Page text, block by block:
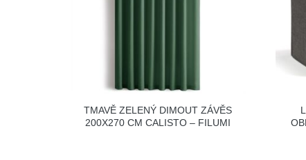
TMAVĚ ZELENÝ DIMOUT ZÁVĚS
200X270 CM CALISTO – FILUMI